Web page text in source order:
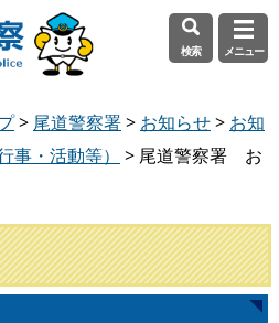
検索 メニュー
> 尾道警察署> お知らせ> お知
事・活動等）
> 尾道警察署 お